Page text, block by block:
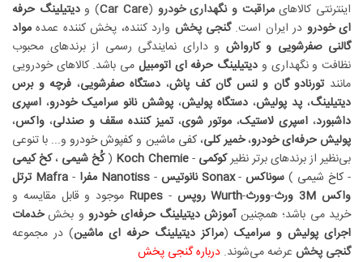
اینترنتی کالاهایمراقبت و نگهداری خودرو (
Car Care) ودیتیلینگ حرفه
ای خودرو در ایران است.گنجی پخش وارد کننده، پخش کننده عمده مواد
گالنی صفرشویی و کارواش و دارای نمایندگی رسمی از برندهای محبوب
نظافت و نگهداری و دیتیلینگ حرفه ای اتومبیل می باشد. کالاهای خودرویی
مانندتورنادو گان و لنس گان کف پاش، دستگاه صفرشویی، فرچه و برس
دیتیلینگ، پد پولیش، دستگاه پولیش، پوشش نانو سرامیک خودرو، اسپری
داشبورد، اسپری لاستیک، موتور شوی،تمیز کننده سقف و صندلی، واکس،
پولیش حرفه‌ای خودرو،خمیر کلی،کفی ماشین و کفپوش خودرو و... با تنوعی
بی‌نظیر از برندهای برتر نظیرکوکمی -
Koch Chemie
(کُخ شیمی ،کخ کیمی
- کاخ شیمی ) سوناکس -
Sonax نانوتیس -
Nanotiss مفرا -
Mafra ترتل
واکس 3M ورث-وورث-
Wurth روپس -
Rupes موجود و قابل مقایسه و
خرید می باشد؛ همچنینآموزش دیتیلینگ حرفه‌ای خودروو بخشخدمات
اجرای پولیش و سرامیک (مراکز دیتیلینگ حرفه ای ماشین) در مجموعه
گنجی پخش عرضه می‏‏‏‌شوند. درباره گنجی پخش